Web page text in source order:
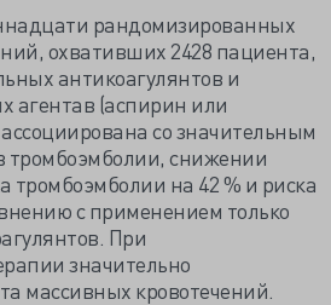
рандомизированных
охвативших 2428 пациента,
антикоагулянтов и
агентав (аспирин или
со значительным
тромбоэмболии, снижении
тромбоэмболии на 42 % и риска
с применением только
При
значительно
массивных кровотечений.